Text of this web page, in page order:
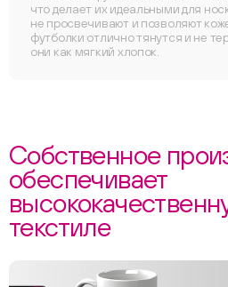
что делает их идеальными для
не просвечивают и позволяют
футболки отлично тянутся и не
они как мягкий хлопок.
Собственное
обеспечивает
текстиле